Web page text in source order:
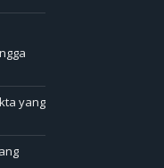
yang